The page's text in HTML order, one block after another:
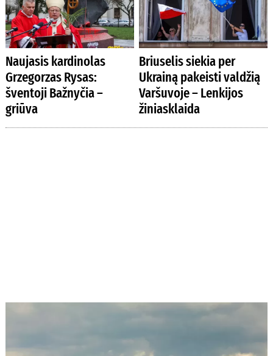
Naujasis kardinolas
Grzegorzas Rysas:
šventoji Bažnyčia –
griūva
Briuselis siekia per
Ukrainą pakeisti valdžią
Varšuvoje – Lenkijos
žiniasklaida